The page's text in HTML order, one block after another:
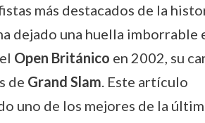
más destacados de la
dejado una huella imborrable
Open Británico en 2002, su
de Grand Slam. Este artículo
uno de los mejores de la